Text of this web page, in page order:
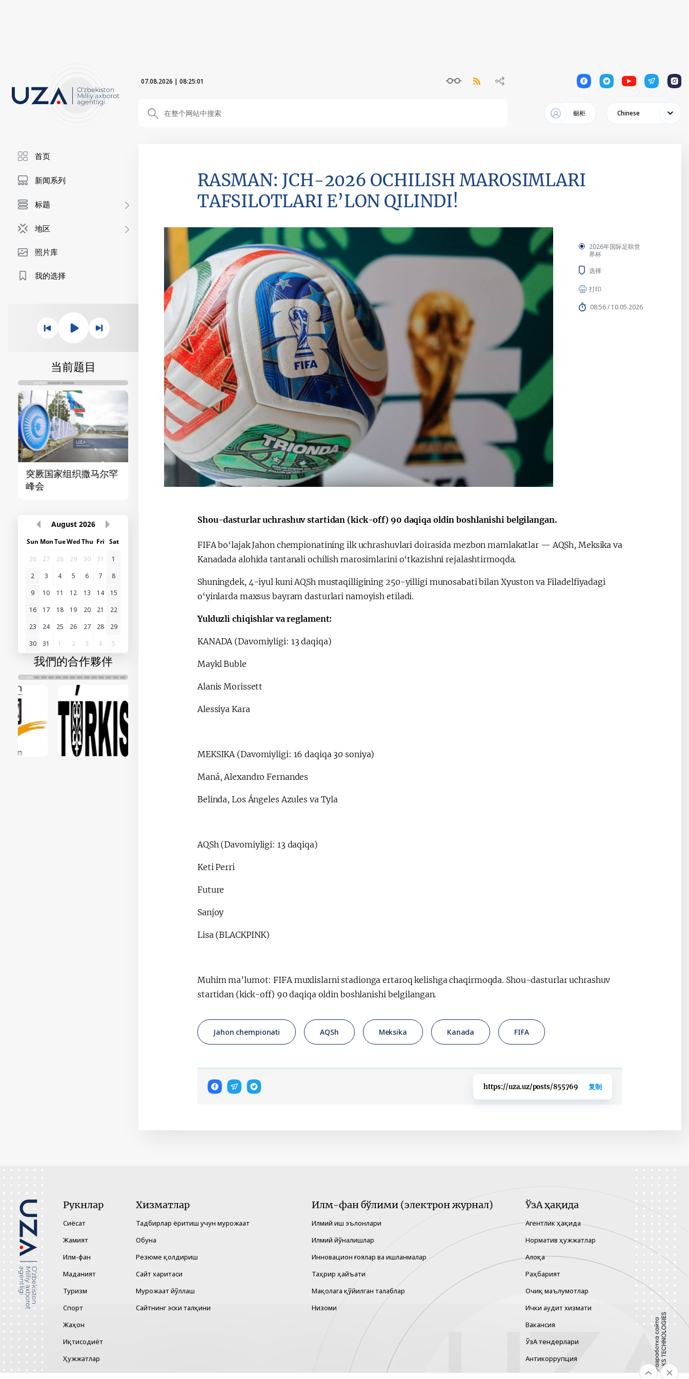
07.08.2026 | 08:25:02 1 1 1 1 1
橱柜 Chinese
首页
新闻系列
标题
地区
照片库
我的选择
当前题目
突厥国家组织撒马尔罕
峰会
首届“中国-中亚”峰会 宪法改革
August 2026
Sun MonTueWedThu Fri Sat
26
27 28 29 30 31
1
2
3 4 5 6 7
8
9
10 11 12 13 14
15
16
17 18 19 20 21
22
23
24 25 26 27 28
29
30
31 1 2 3 4 5
我們的合作夥伴
RASMAN: JCH-2026 OCHILISH MAROSIMLARI
TAFSILOTLARI E’LON QILINDI!
2026年国际足联世
界杯
选择
打印
08:56 / 10.05.2026
Shou-dasturlar uchrashuv startidan (kick-off) 90 daqiqa oldin boshlanishi belgilangan.
​FIFA bo‘lajak Jahon chempionatining ilk uchrashuvlari doirasida mezbon mamlakatlar — AQSh, Meksika va
Kanadada alohida tantanali ochilish marosimlarini o‘tkazishni rejalashtirmoqda.
​Shuningdek, 4-iyul kuni AQSh mustaqilligining 250-yilligi munosabati bilan Xyuston va Filadelfiyadagi
o‘yinlarda maxsus bayram dasturlari namoyish etiladi.
​Yulduzli chiqishlar va reglament:
KANADA (Davomiyligi: 13 daqiqa)
Maykl Buble
​Alanis Morissett
​Alessiya Kara
​MEKSIKA (Davomiyligi: 16 daqiqa 30 soniya)
Maná, Alexandro Fernandes
Belinda, Los Ángeles Azules va Tyla
AQSh (Davomiyligi: 13 daqiqa)
Keti Perri
​Future
​Sanjoy
​Lisa (BLACKPINK)
​Muhim ma’lumot: FIFA muxlislarni stadionga ertaroq kelishga chaqirmoqda. Shou-dasturlar uchrashuv
startidan (kick-off) 90 daqiqa oldin boshlanishi belgilangan.
Jahon chempionati AQSh Meksika Kanada FIFA
https://uza.uz/posts/855769 复制
Рукнлар
Сиёсат
Жамият
Илм-фан
Маданият
Туризм
Спорт
Жаҳон
Иқтисодиёт
Ҳужжатлар
Технология
Хизматлар
Тадбирлар ёритиш учун мурожаат
Обуна
Резюме қолдириш
Сайт харитаси
Мурожаат йўллаш
Сайтнинг эски талқини
Илм-фан бўлими (электрон журнал)
Илмий иш эълонлари
Илмий йўналишлар
Инновацион ғоялар ва ишланмалар
Таҳрир ҳайъати
Мақолага қўйилган талаблар
Низоми
ЎзА ҳақида
Агентлик ҳақида
Норматив ҳужжатлар
Алоқа
Раҳбарият
Очиқ маълумотлар
Ички аудит хизмати
Вакансия
ЎзА тендерлари
Антикоррупция
Гендер тенглик